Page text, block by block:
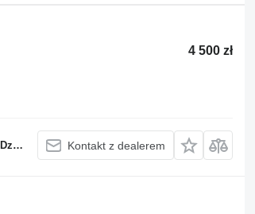
4 500 zł
Kontakt z dealerem